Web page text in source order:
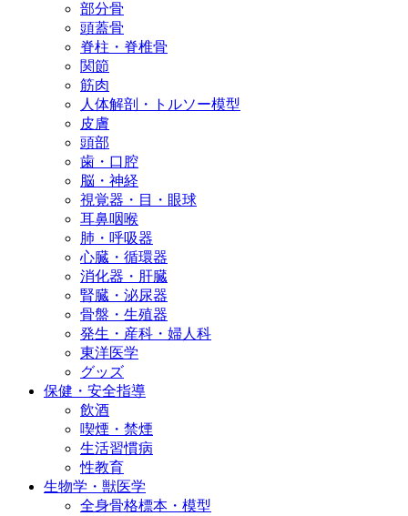
部分骨
頭蓋骨
脊柱・脊椎骨
関節
筋肉
人体解剖・トルソー模型
皮膚
頭部
歯・口腔
脳・神経
視覚器・目・眼球
耳鼻咽喉
肺・呼吸器
心臓・循環器
消化器・肝臓
腎臓・泌尿器
骨盤・生殖器
発生・産科・婦人科
東洋医学
グッズ
保健・安全指導
飲酒
喫煙・禁煙
生活習慣病
性教育
生物学・獣医学
全身骨格標本・模型